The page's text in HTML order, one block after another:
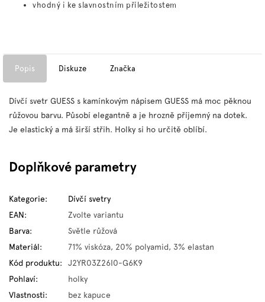
vhodný i ke slavnostním příležitostem
Popis Diskuze Značka
Dívčí svetr GUESS s kamínkovým nápisem GUESS má moc pěknou
růžovou barvu. Působí elegantně a je hrozně příjemný na dotek.
Je elastický a má širší střih. Holky si ho určitě oblíbí.
Doplňkové parametry
Kategorie:
Dívčí svetry
EAN:
Zvolte variantu
Barva:
Světle růžová
Materiál:
71% viskóza, 20% polyamid, 3% elastan
Kód produktu:
J2YR03Z26I0-G6K9
Pohlaví:
holky
Vlastnosti: bez kapuce